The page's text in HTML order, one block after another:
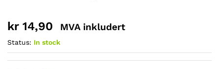
kr 14,90 MVA inkludert
Status: In stock